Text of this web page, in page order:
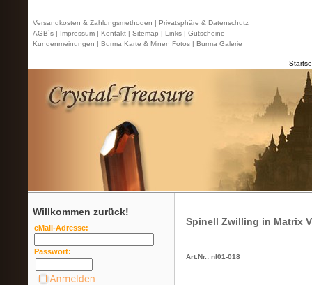
Versandkosten & Zahlungsmethoden | Privatsphäre & Datenschutz
AGB`s | Impressum | Kontakt | Sitemap | Links | Gutscheine
Kundenmeinungen | Burma Karte & Minen Fotos | Burma Galerie
Willkommen zurück!
eMail-Adresse:
Passwort:
Spinell Zwilling in Matrix
Art.Nr.: nl01-018